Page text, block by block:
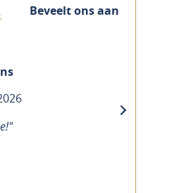
Beveelt ons aan
next